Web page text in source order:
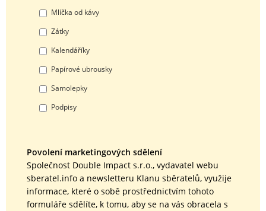
Mlíčka od kávy
Zátky
Kalendáříky
Papírové ubrousky
Samolepky
Podpisy
Povolení marketingových sdělení
Společnost Double Impact s.r.o., vydavatel webu
sberatel.info a newsletteru Klanu sběratelů, využije
informace, které o sobě prostřednictvím tohoto
formuláře sdělíte, k tomu, aby se na vás obracela s